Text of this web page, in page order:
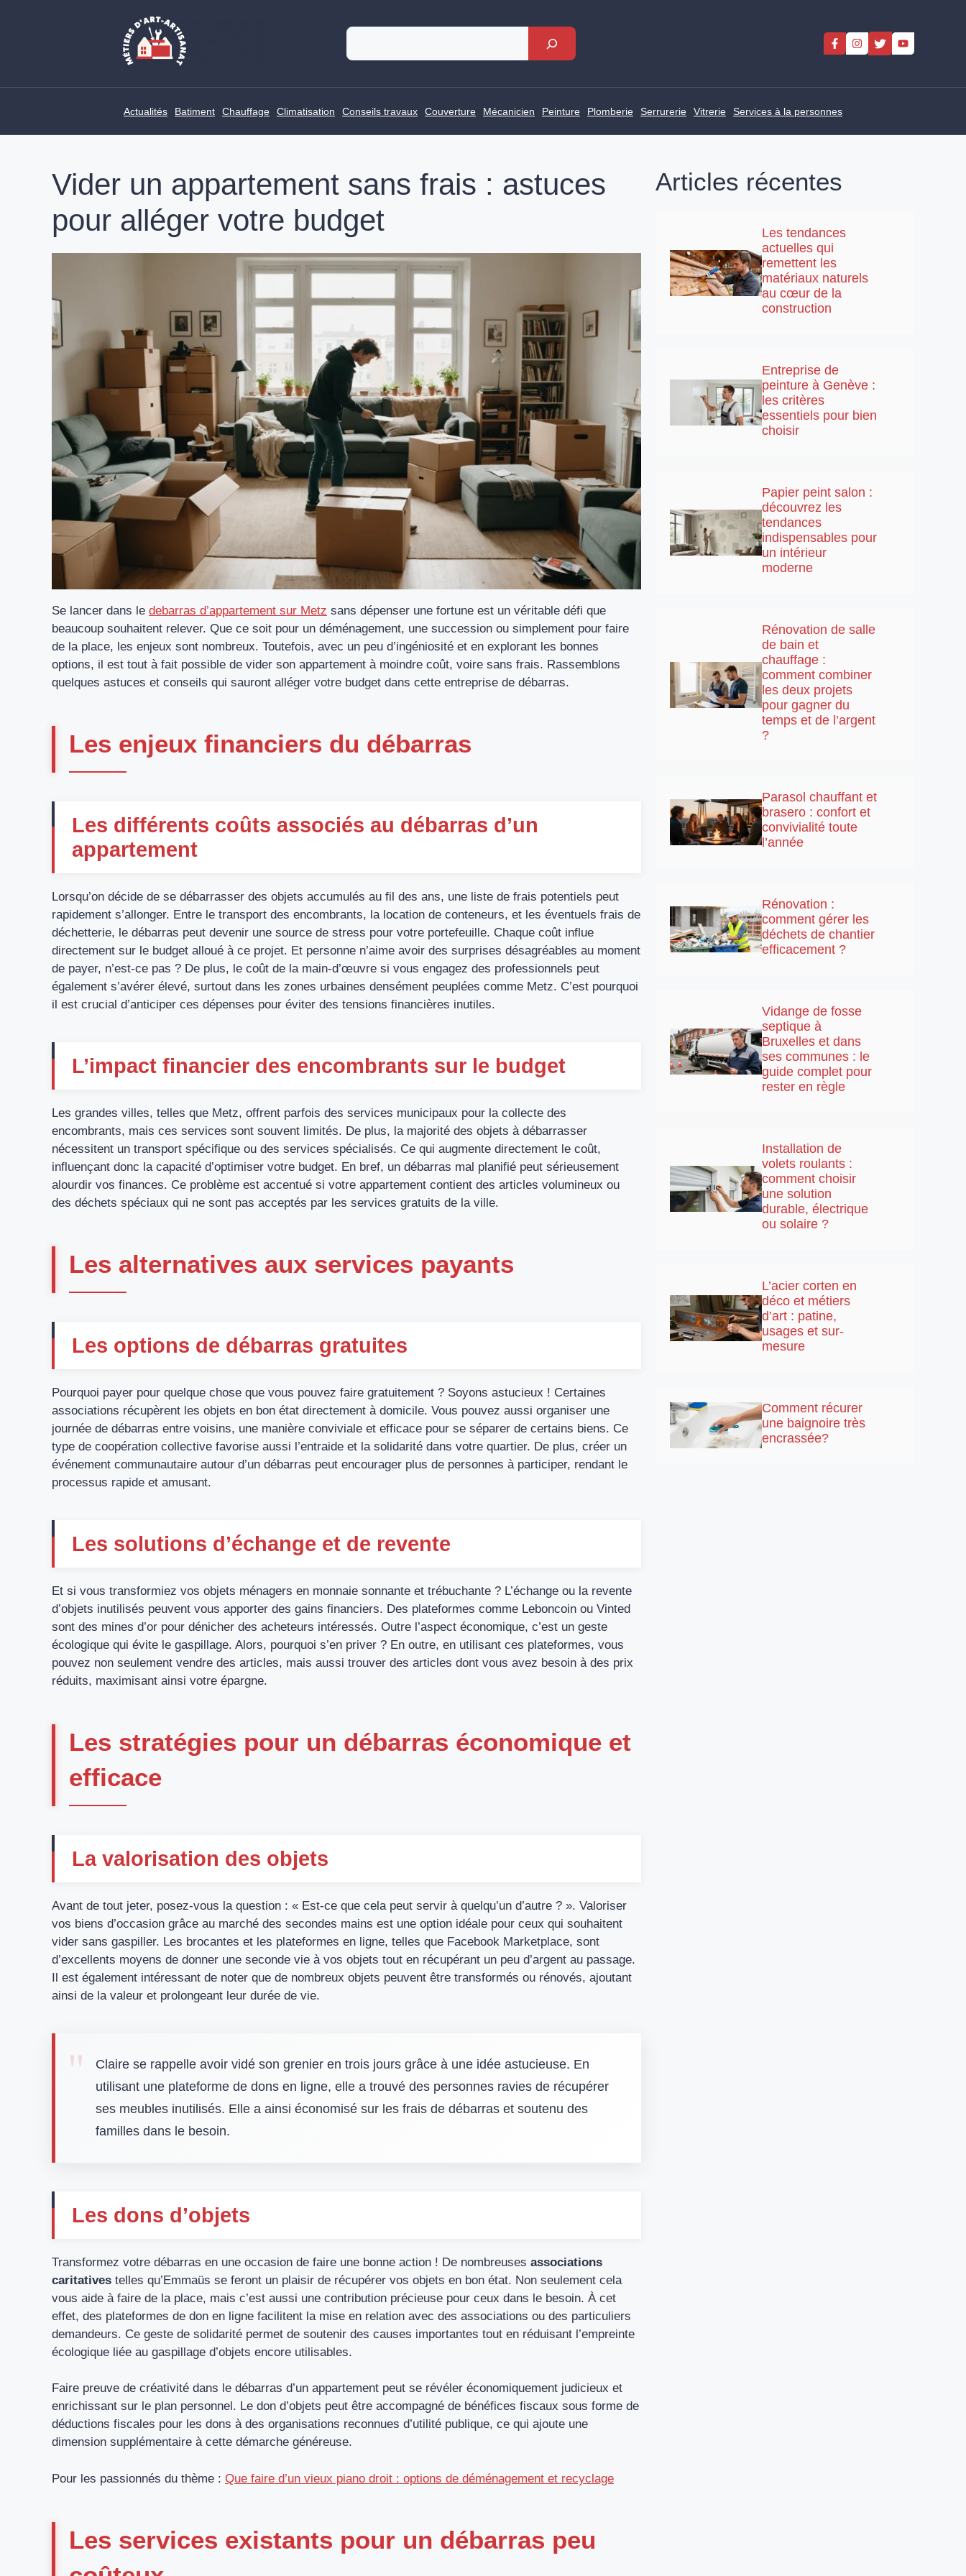
Rechercher
Actualités Batiment Chauffage Climatisation Conseils travaux Couverture Mécanicien Peinture Plomberie Serrurerie Vitrerie Services à la personnes
Vider un appartement sans frais : astuces
pour alléger votre budget
Se lancer dans le debarras d’appartement sur Metz sans dépenser une fortune est un véritable défi que
beaucoup souhaitent relever. Que ce soit pour un déménagement, une succession ou simplement pour faire
de la place, les enjeux sont nombreux. Toutefois, avec un peu d’ingéniosité et en explorant les bonnes
options, il est tout à fait possible de vider son appartement à moindre coût, voire sans frais. Rassemblons
quelques astuces et conseils qui sauront alléger votre budget dans cette entreprise de débarras.
Les enjeux financiers du débarras
Les différents coûts associés au débarras d’un
appartement
Lorsqu’on décide de se débarrasser des objets accumulés au fil des ans, une liste de frais potentiels peut
rapidement s’allonger. Entre le transport des encombrants, la location de conteneurs, et les éventuels frais de
déchetterie, le débarras peut devenir une source de stress pour votre portefeuille. Chaque coût influe
directement sur le budget alloué à ce projet. Et personne n’aime avoir des surprises désagréables au moment
de payer, n’est-ce pas ? De plus, le coût de la main-d’œuvre si vous engagez des professionnels peut
également s’avérer élevé, surtout dans les zones urbaines densément peuplées comme Metz. C’est pourquoi
il est crucial d’anticiper ces dépenses pour éviter des tensions financières inutiles.
L’impact financier des encombrants sur le budget
Les grandes villes, telles que Metz, offrent parfois des services municipaux pour la collecte des
encombrants, mais ces services sont souvent limités. De plus, la majorité des objets à débarrasser
nécessitent un transport spécifique ou des services spécialisés. Ce qui augmente directement le coût,
influençant donc la capacité d’optimiser votre budget. En bref, un débarras mal planifié peut sérieusement
alourdir vos finances. Ce problème est accentué si votre appartement contient des articles volumineux ou
des déchets spéciaux qui ne sont pas acceptés par les services gratuits de la ville.
Les alternatives aux services payants
Les options de débarras gratuites
Pourquoi payer pour quelque chose que vous pouvez faire gratuitement ? Soyons astucieux ! Certaines
associations récupèrent les objets en bon état directement à domicile. Vous pouvez aussi organiser une
journée de débarras entre voisins, une manière conviviale et efficace pour se séparer de certains biens. Ce
type de coopération collective favorise aussi l’entraide et la solidarité dans votre quartier. De plus, créer un
événement communautaire autour d’un débarras peut encourager plus de personnes à participer, rendant le
processus rapide et amusant.
Les solutions d’échange et de revente
Et si vous transformiez vos objets ménagers en monnaie sonnante et trébuchante ? L’échange ou la revente
d’objets inutilisés peuvent vous apporter des gains financiers. Des plateformes comme Leboncoin ou Vinted
sont des mines d’or pour dénicher des acheteurs intéressés. Outre l’aspect économique, c’est un geste
écologique qui évite le gaspillage. Alors, pourquoi s’en priver ? En outre, en utilisant ces plateformes, vous
pouvez non seulement vendre des articles, mais aussi trouver des articles dont vous avez besoin à des prix
réduits, maximisant ainsi votre épargne.
Les stratégies pour un débarras économique et
efficace
La valorisation des objets
Avant de tout jeter, posez-vous la question : « Est-ce que cela peut servir à quelqu’un d’autre ? ». Valoriser
vos biens d’occasion grâce au marché des secondes mains est une option idéale pour ceux qui souhaitent
vider sans gaspiller. Les brocantes et les plateformes en ligne, telles que Facebook Marketplace, sont
d’excellents moyens de donner une seconde vie à vos objets tout en récupérant un peu d’argent au passage.
Il est également intéressant de noter que de nombreux objets peuvent être transformés ou rénovés, ajoutant
ainsi de la valeur et prolongeant leur durée de vie.
Claire se rappelle avoir vidé son grenier en trois jours grâce à une idée astucieuse. En
utilisant une plateforme de dons en ligne, elle a trouvé des personnes ravies de récupérer
ses meubles inutilisés. Elle a ainsi économisé sur les frais de débarras et soutenu des
familles dans le besoin.
Les dons d’objets
Transformez votre débarras en une occasion de faire une bonne action ! De nombreuses associations
caritatives telles qu’Emmaüs se feront un plaisir de récupérer vos objets en bon état. Non seulement cela
vous aide à faire de la place, mais c’est aussi une contribution précieuse pour ceux dans le besoin. À cet
effet, des plateformes de don en ligne facilitent la mise en relation avec des associations ou des particuliers
demandeurs. Ce geste de solidarité permet de soutenir des causes importantes tout en réduisant l’empreinte
écologique liée au gaspillage d’objets encore utilisables.
Faire preuve de créativité dans le débarras d’un appartement peut se révéler économiquement judicieux et
enrichissant sur le plan personnel. Le don d’objets peut être accompagné de bénéfices fiscaux sous forme de
déductions fiscales pour les dons à des organisations reconnues d’utilité publique, ce qui ajoute une
dimension supplémentaire à cette démarche généreuse.
Pour les passionnés du thème : Que faire d’un vieux piano droit : options de déménagement et recyclage
Les services existants pour un débarras peu
Articles récentes
Les tendances
actuelles qui
remettent les
matériaux naturels
au cœur de la
construction
Entreprise de
peinture à Genève :
les critères
essentiels pour bien
choisir
Papier peint salon :
découvrez les
tendances
indispensables pour
un intérieur
moderne
Rénovation de salle
de bain et
chauffage :
comment combiner
les deux projets
pour gagner du
temps et de l’argent
?
Parasol chauffant et
brasero : confort et
convivialité toute
l’année
Rénovation :
comment gérer les
déchets de chantier
efficacement ?
Vidange de fosse
septique à
Bruxelles et dans
ses communes : le
guide complet pour
rester en règle
Installation de
volets roulants :
comment choisir
une solution
durable, électrique
ou solaire ?
L’acier corten en
déco et métiers
d’art : patine,
usages et sur-
mesure
Comment récurer
une baignoire très
encrassée?